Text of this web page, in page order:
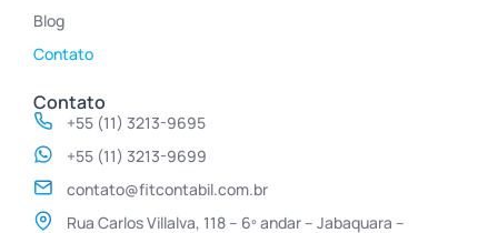
Blog
Contato
Contato
+55 (11) 3213-9695
+55 (11) 3213-9699
contato@fitcontabil.com.br
Rua Carlos Villalva, 118 – 6º andar – Jabaquara –